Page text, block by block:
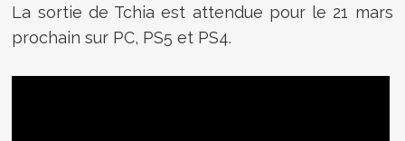
La sortie de Tchia est attendue pour le 21 mars
prochain sur PC, PS5 et PS4.